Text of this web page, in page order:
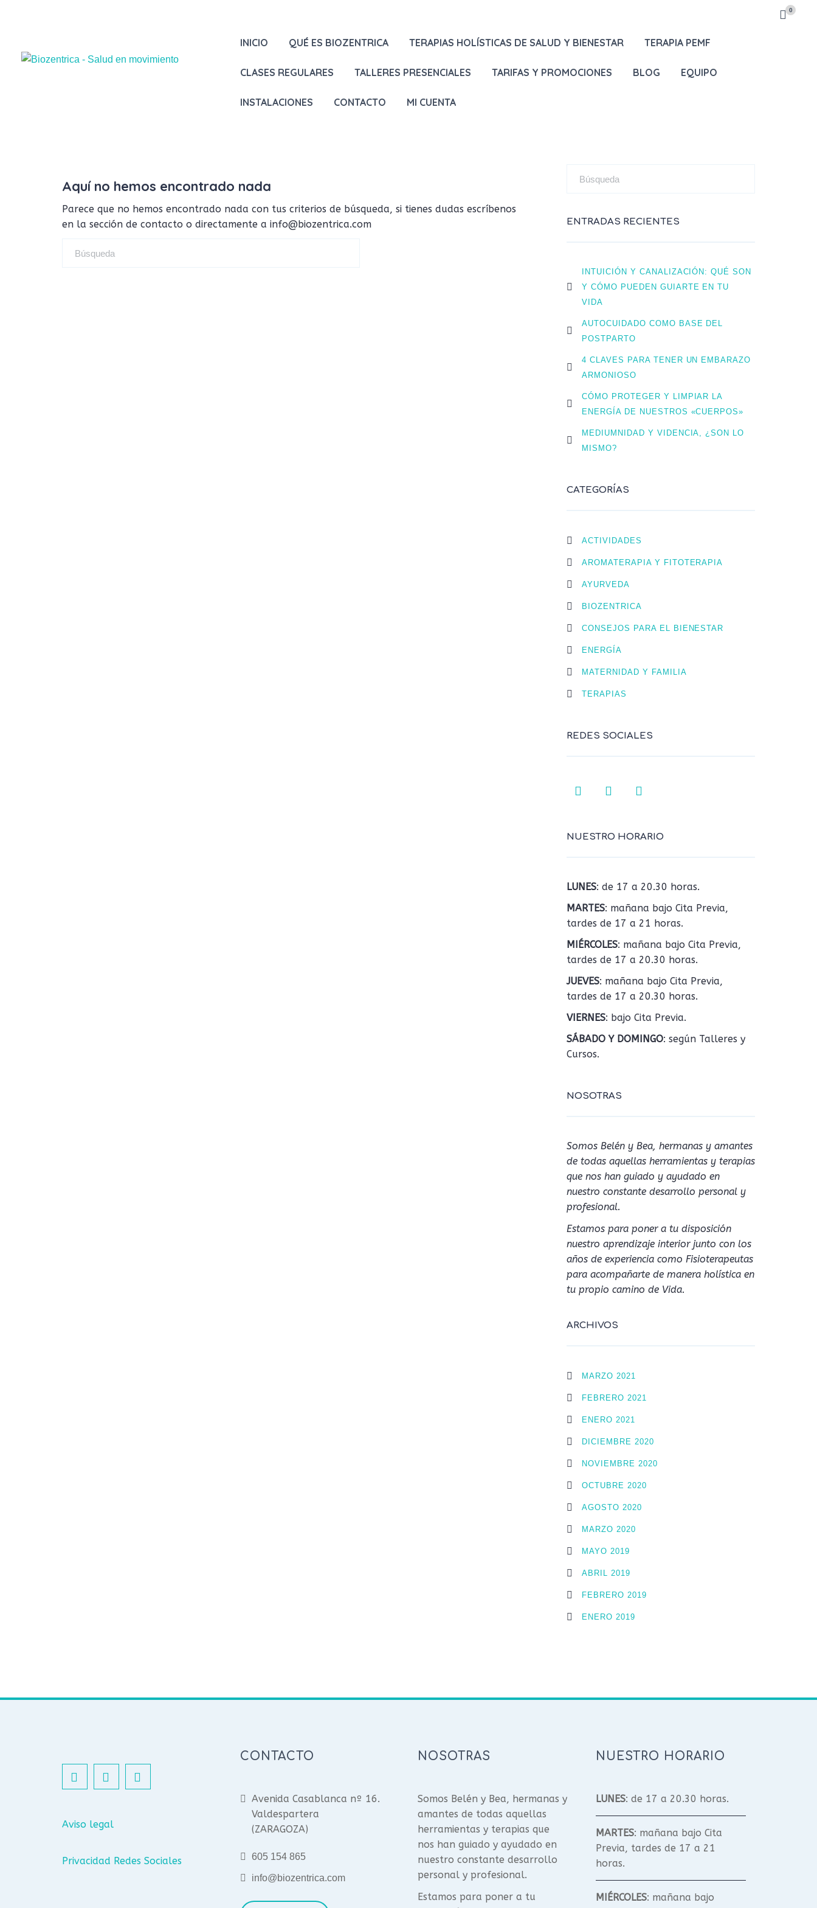
0
INICIO QUÉ ES BIOZENTRICA TERAPIAS HOLÍSTICAS DE SALUD Y BIENESTAR TERAPIA PEMF
CLASES REGULARES TALLERES PRESENCIALES TARIFAS Y PROMOCIONES BLOG EQUIPO
INSTALACIONES CONTACTO MI CUENTA
Aquí no hemos encontrado nada
Parece que no hemos encontrado nada con tus criterios de búsqueda, si tienes dudas escríbenos
en la sección de contacto o directamente a info@biozentrica.com
ENTRADAS RECIENTES
INTUICIÓN Y CANALIZACIÓN: QUÉ SON
Y CÓMO PUEDEN GUIARTE EN TU
VIDA
AUTOCUIDADO COMO BASE DEL
POSTPARTO
4 CLAVES PARA TENER UN EMBARAZO
ARMONIOSO
CÓMO PROTEGER Y LIMPIAR LA
ENERGÍA DE NUESTROS «CUERPOS»
MEDIUMNIDAD Y VIDENCIA, ¿SON LO
MISMO?
CATEGORÍAS
ACTIVIDADES
AROMATERAPIA Y FITOTERAPIA
AYURVEDA
BIOZENTRICA
CONSEJOS PARA EL BIENESTAR
ENERGÍA
MATERNIDAD Y FAMILIA
TERAPIAS
REDES SOCIALES
NUESTRO HORARIO
LUNES: de 17 a 20.30 horas.
MARTES: mañana bajo Cita Previa,
tardes de 17 a 21 horas.
MIÉRCOLES: mañana bajo Cita Previa,
tardes de 17 a 20.30 horas.
JUEVES: mañana bajo Cita Previa,
tardes de 17 a 20.30 horas.
VIERNES: bajo Cita Previa.
SÁBADO Y DOMINGO: según Talleres y
Cursos.
NOSOTRAS
Somos Belén y Bea, hermanas y amantes
de todas aquellas herramientas y terapias
que nos han guiado y ayudado en
nuestro constante desarrollo personal y
profesional.
Estamos para poner a tu disposición
nuestro aprendizaje interior junto con los
años de experiencia como Fisioterapeutas
para acompañarte de manera holística en
tu propio camino de Vida.
ARCHIVOS
MARZO 2021
FEBRERO 2021
ENERO 2021
DICIEMBRE 2020
NOVIEMBRE 2020
OCTUBRE 2020
AGOSTO 2020
MARZO 2020
MAYO 2019
ABRIL 2019
FEBRERO 2019
ENERO 2019
Aviso legal
Privacidad Redes Sociales
CONTACTO
Avenida Casablanca nº 16.
Valdespartera
(ZARAGOZA)
605 154 865
info@biozentrica.com
NOSOTRAS
Somos Belén y Bea, hermanas y
amantes de todas aquellas
herramientas y terapias que
nos han guiado y ayudado en
nuestro constante desarrollo
personal y profesional.
Estamos para poner a tu
NUESTRO HORARIO
LUNES: de 17 a 20.30 horas.
MARTES: mañana bajo Cita
Previa, tardes de 17 a 21
horas.
MIÉRCOLES: mañana bajo